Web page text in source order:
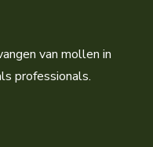
van mollen in
professionals.